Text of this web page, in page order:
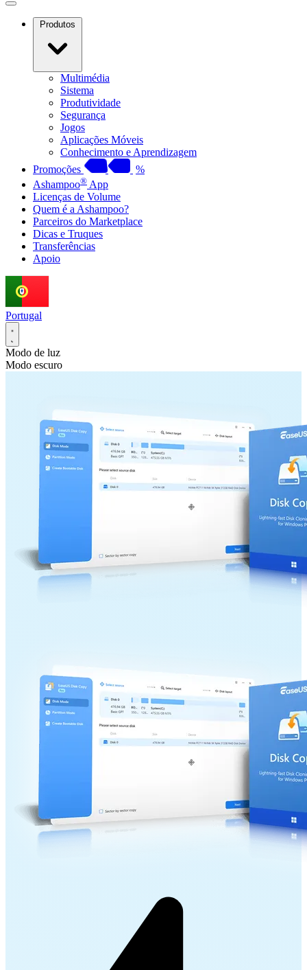
Produtos
Multimédia
Sistema
Produtividade
Segurança
Jogos
Aplicações Móveis
Conhecimento e Aprendizagem
Promoções
%
Ashampoo® App
Licenças de Volume
Quem é a Ashampoo?
Parceiros do Marketplace
Dicas e Truques
Transferências
Apoio
Portugal
Modo de luz
Modo escuro